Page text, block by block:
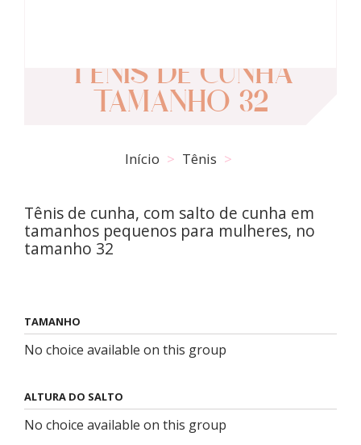
TÊNIS DE CUNHA
TAMANHO 32
Início Tênis
Tênis de cunha, com salto de cunha em
tamanhos pequenos para mulheres, no
tamanho 32
TAMANHO
No choice available on this group
ALTURA DO SALTO
No choice available on this group